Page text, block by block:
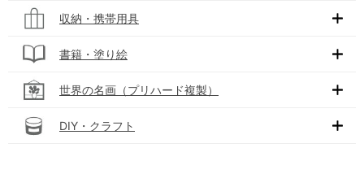
収納・携帯用具
書籍・塗り絵
世界の名画（プリハード複製）
DIY・クラフト